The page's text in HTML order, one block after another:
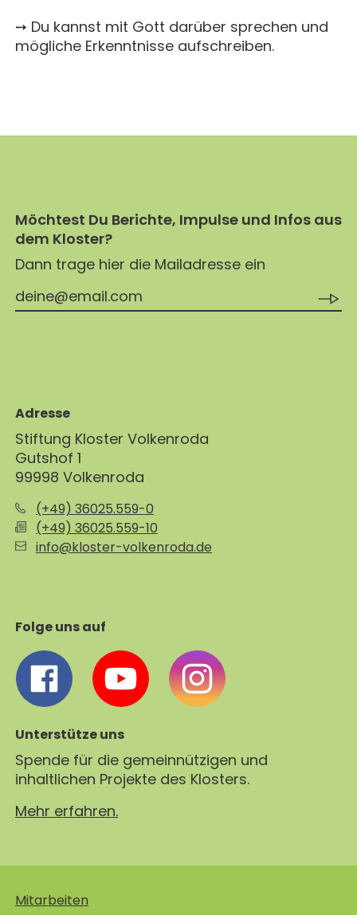
➙ Du kannst mit Gott darüber sprechen und
mögliche Erkenntnisse aufschreiben.
Möchtest Du Berichte, Impulse und Infos aus
dem Kloster?
Dann trage hier die Mailadresse ein
Adresse
Stiftung Kloster Volkenroda
Gutshof 1
99998 Volkenroda
(+49) 36025.559-0
(+49) 36025.559-10
info@kloster-volkenroda.de
Folge uns auf
Unterstütze uns
Spende für die gemeinnützigen und
inhaltlichen Projekte des Klosters.
Mehr erfahren.
Mitarbeiten